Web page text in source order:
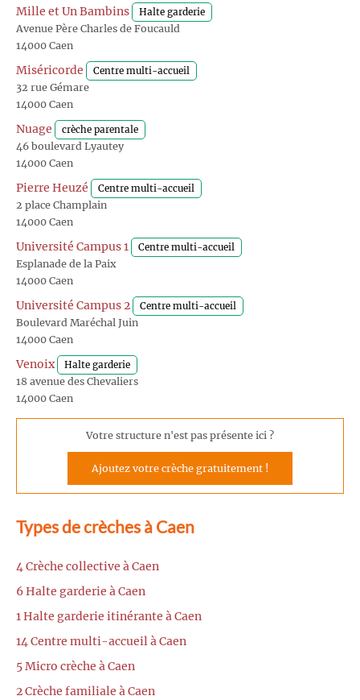
Mille et Un Bambins Halte garderie
Avenue Père Charles de Foucauld
14000 Caen
Miséricorde Centre multi-accueil
32 rue Gémare
14000 Caen
Nuage crèche parentale
46 boulevard Lyautey
14000 Caen
Pierre Heuzé Centre multi-accueil
2 place Champlain
14000 Caen
Université Campus 1 Centre multi-accueil
Esplanade de la Paix
14000 Caen
Université Campus 2 Centre multi-accueil
Boulevard Maréchal Juin
14000 Caen
Venoix Halte garderie
18 avenue des Chevaliers
14000 Caen
Votre structure n'est pas présente ici ?
Ajoutez votre crèche gratuitement !
Types de crèches à Caen
4 Crèche collective à Caen
6 Halte garderie à Caen
1 Halte garderie itinérante à Caen
14 Centre multi-accueil à Caen
5 Micro crèche à Caen
2 Crèche familiale à Caen